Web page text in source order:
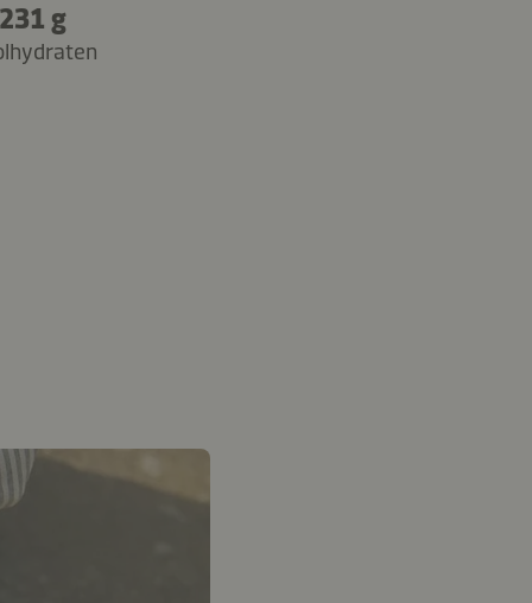
231 g